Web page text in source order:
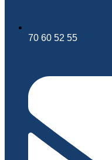
70 60 52 55